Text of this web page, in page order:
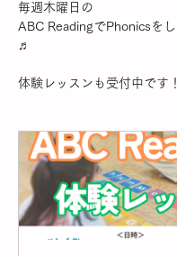
毎週木曜日の
ABC ReadingでPhonicsを
♬
体験レッスンも受付中です！